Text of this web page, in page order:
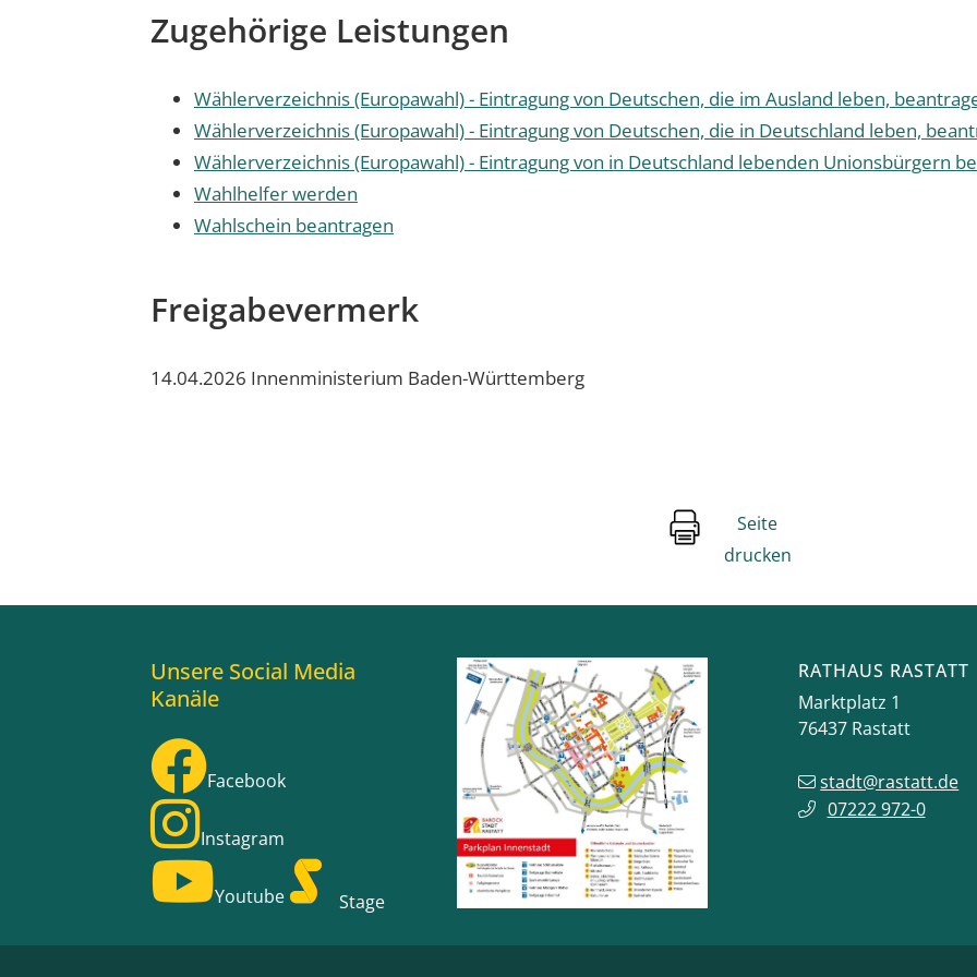
Zugehörige Leistungen
Wählerverzeichnis (Europawahl) - Eintragung von Deutschen, die im Ausland leben,
Wählerverzeichnis (Europawahl) - Eintragung von Deutschen, die in Deutschland leben,
Wählerverzeichnis (Europawahl) - Eintragung von in Deutschland lebenden Unionsbürgern
Wahlhelfer werden
Wahlschein beantragen
Freigabevermerk
14.04.2026 Innenministerium Baden-Württemberg
Seite
drucken
Unsere Social Media
Kanäle
Facebook
Instagram
Youtube Stage
RATHAUS RASTATT
Marktplatz 1
76437 Rastatt
stadt@rastatt.de
07222 972-0